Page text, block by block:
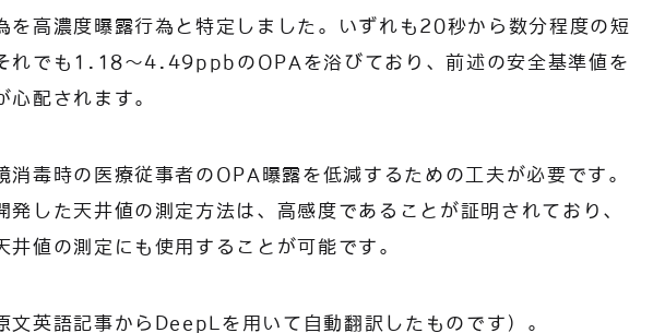
を高濃度曝露行為と特定しました。いずれも20秒から数分程度の短
れでも1.18～4.49ppbのOPAを浴びており、前述の安全基準値を
心配されます。
消毒時の医療従事者のOPA曝露を低減するための工夫が必要です。
発した天井値の測定方法は、高感度であることが証明されており、
井値の測定にも使用することが可能です。
文英語記事からDeepLを用いて自動翻訳したものです）。